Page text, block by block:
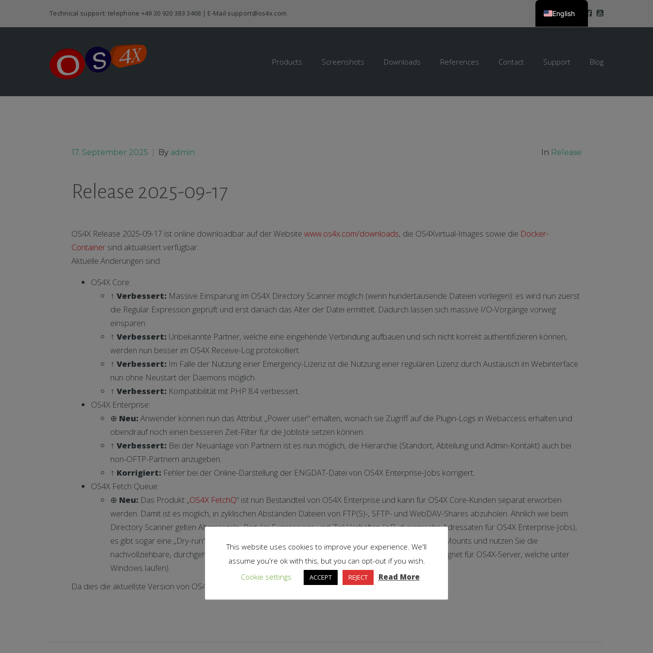
Technical support: telephone +49 30 920 383 3468 | E-Mail support@os4x.com
Products Screenshots Downloads References Contact Support Blog
17. September 2025 By admin In Release
Release 2025-09-17
OS4X Release 2025-09-17 ist online downloadbar auf der Website www.os4x.com/downloads, die OS4Xvirtual-Images sowie die Docker-
Container sind aktualisiert verfügbar.
Aktuelle Änderungen sind:
OS4X Core:
↑ Verbessert: Massive Einsparung im OS4X Directory Scanner möglich (wenn hundertausende Dateien vorliegen): es wird nun zuerst
die Regular Expression geprüft und erst danach das Alter der Datei ermittelt. Dadurch lassen sich massive I/O-Vorgänge vorweg
einsparen.
↑ Verbessert: Unbekannte Partner, welche eine eingehende Verbindung aufbauen und sich nicht korrekt authentifizieren können,
werden nun besser im OS4X Receive-Log protokolliert.
↑ Verbessert: Im Falle der Nutzung einer Emergency-Lizenz ist die Nutzung einer regulären Lizenz durch Austausch im Webinterface
nun ohne Neustart der Daemons möglich.
↑ Verbessert: Kompatibilität mit PHP 8.4 verbessert.
OS4X Enterprise:
⊕ Neu: Anwender können nun das Attribut „Power user“ erhalten, wonach sie Zugriff auf die Plugin-Logs in Webaccess erhalten und
obendrauf noch einen besseren Zeit-Filter für die Jobliste setzen können.
↑ Verbessert: Bei der Neuanlage von Partnern ist es nun möglich, die Hierarchie (Standort, Abteilung und Admin-Kontakt) auch bei
non-OFTP-Partnern anzugeben.
↑ Korrigiert: Fehler bei der Online-Darstellung der ENGDAT-Datei von OS4X Enterprise-Jobs korrigiert.
OS4X Fetch Queue:
⊕ Neu: Das Produkt „OS4X FetchQ“ ist nun Bestandteil von OS4X Enterprise und kann für OS4X Core-Kunden separat erworben
werden. Damit ist es möglich, in zyklischen Abständen Dateien von FTP(S)-, SFTP- und WebDAV-Shares abzuholen. Ähnlich wie beim
Directory Scanner gelten Altersregeln, Regular Expressions und Ziel-Verhalten (z.B. dynamische Adressaten für OS4X Enterprise-Jobs),
es gibt sogar eine „Dry-run“-Funktion. Entfernen Sie lästige, sich ständig verabschiedende Share-Mounts und nutzen Sie die
nachvollziehbare, durchgehend protokollierte neue Lösung für diese Aufgabe (auch bestens geeignet für OS4X-Server, welche unter
Windows laufen).
Da dies die aktuellste Version von OS4X ist, empfehlen wir ein Update so schnell wie möglich durchzuführen.
This website uses cookies to improve your experience. We'll
assume you're ok with this, but you can opt-out if you wish.
Cookie settings
ACCEPT REJECT Read More
English